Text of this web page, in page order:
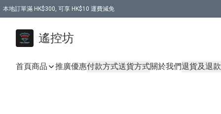
本地訂單滿 HK$300, 可享 HK$10 運費減免
遙控坊
首頁商品 推廣優惠付款方式送貨方式關於我們退貨及退